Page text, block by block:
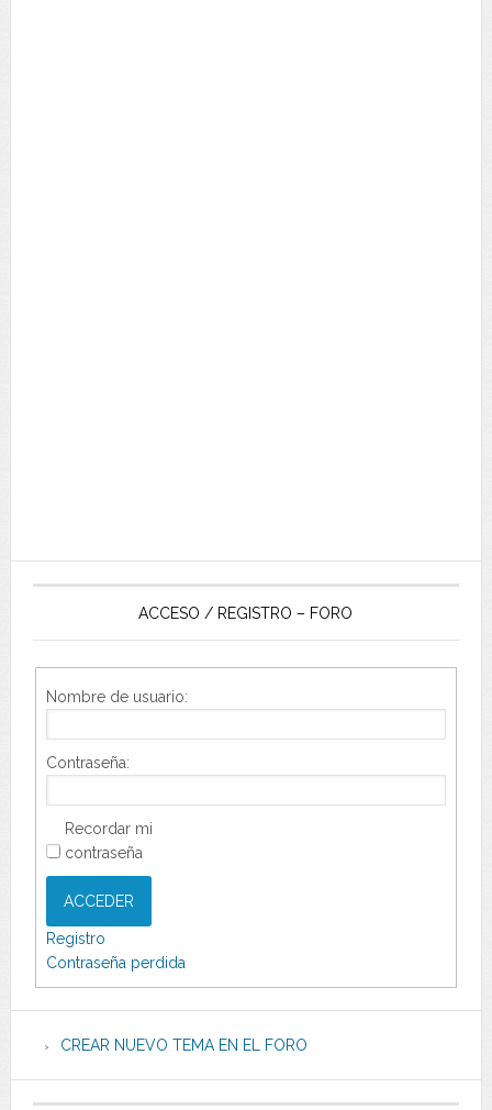
ACCESO / REGISTRO – FORO
Nombre de usuario:
Contraseña:
Recordar mi
contraseña
ACCEDER
Registro
Contraseña perdida
CREAR NUEVO TEMA EN EL FORO